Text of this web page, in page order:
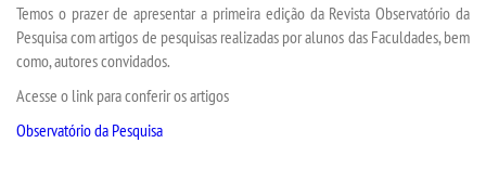
TRANSFERÊNCIA
SEGUNDA GRADUAÇÃO
Temos o prazer de apresentar a primeira edição da Revista Observatório da
Pesquisa com artigos de pesquisas realizadas por alunos das Faculdades, bem
como, autores convidados.
Acesse o link para conferir os artigos
Observatório da Pesquisa